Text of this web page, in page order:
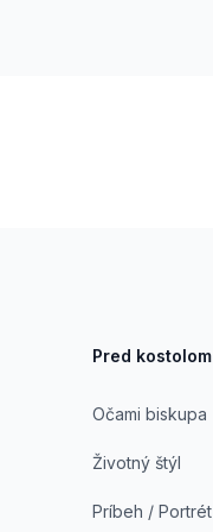
Pred kostolom
Očami biskupa
Životný štýl
Príbeh / Portrét